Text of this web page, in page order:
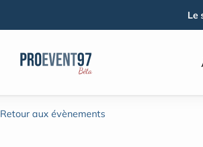
Retour aux évènements
Le